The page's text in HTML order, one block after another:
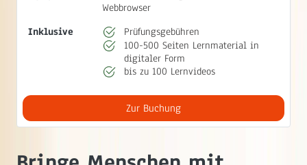
Webbrowser
Inklusive
Prüfungsgebühren
100-500 Seiten Lernmaterial in
digitaler Form
bis zu 100 Lernvideos
Zur Buchung